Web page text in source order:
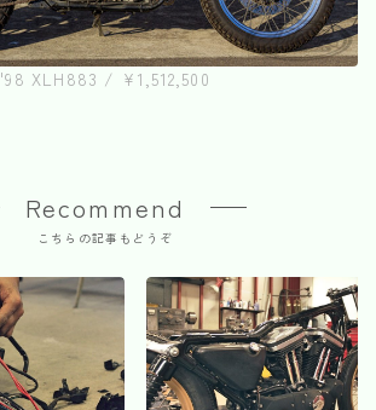
'98 XLH883 / ¥1,512,500
Recommend
こちらの記事もどうぞ